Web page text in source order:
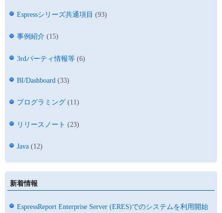
Espressシリーズ共通項目 (93)
事例紹介 (15)
3rdパーティ情報等 (6)
BI/Dashboard (33)
プログラミング (11)
リリースノート (23)
Java (12)
新着情報
EspressReport Enterprise Server (ERES)でのシステムを利用開始